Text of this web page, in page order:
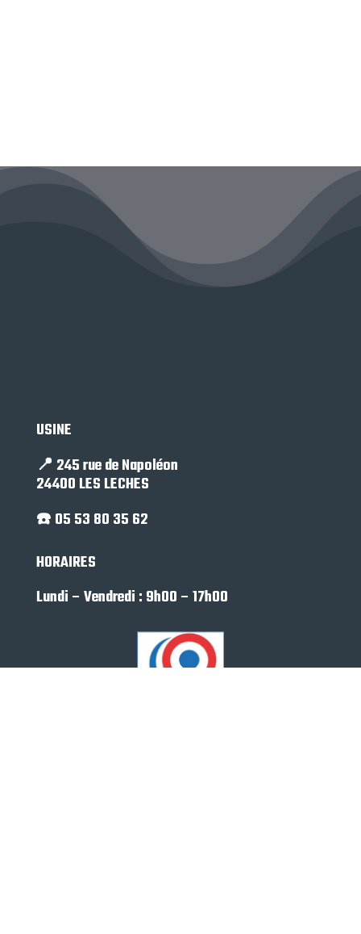
USINE
📍 245 rue de Napoléon
24400 LES LECHES
☎️ 05 53 80 35 62
HORAIRES
Lundi – Vendredi : 9h00 – 17h00